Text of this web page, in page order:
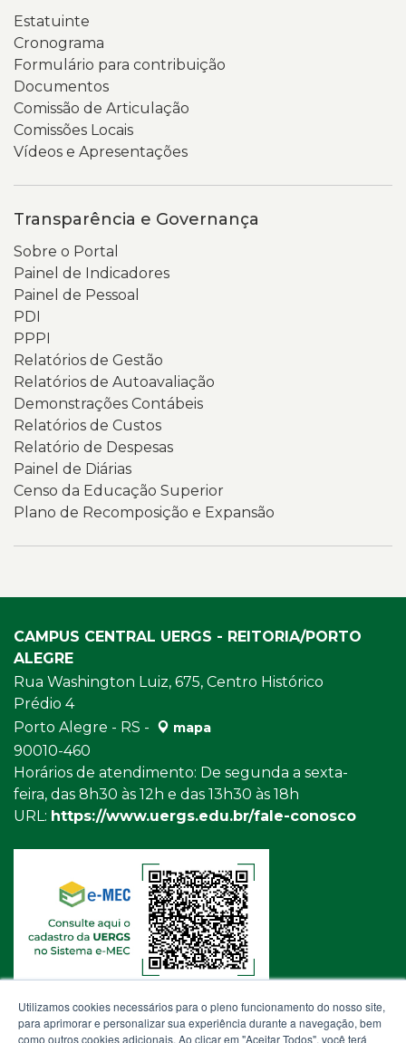
Estatuinte
Cronograma
Formulário para contribuição
Documentos
Comissão de Articulação
Comissões Locais
Vídeos e Apresentações
Transparência e Governança
Sobre o Portal
Painel de Indicadores
Painel de Pessoal
PDI
PPPI
Relatórios de Gestão
Relatórios de Autoavaliação
Demonstrações Contábeis
Relatórios de Custos
Relatório de Despesas
Painel de Diárias
Censo da Educação Superior
Plano de Recomposição e Expansão
CAMPUS CENTRAL UERGS - REITORIA/PORTO
ALEGRE
Rua Washington Luiz, 675, Centro Histórico
Prédio 4
Porto Alegre - RS -
mapa
90010-460
Horários de atendimento: De segunda a sexta-
feira, das 8h30 às 12h e das 13h30 às 18h
URL: https://www.uergs.edu.br/fale-conosco
Utilizamos cookies necessários para o pleno funcionamento do nosso site,
para aprimorar e personalizar sua experiência durante a navegação, bem
como outros cookies adicionais. Ao clicar em "Aceitar Todos", você terá